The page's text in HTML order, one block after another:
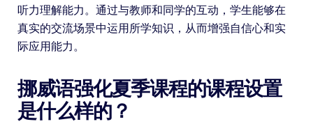
听力理解能力。通过与教师和同学的互动，学生能够在
真实的交流场景中运用所学知识，从而增强自信心和实
际应用能力。
挪威语强化夏季课程的课程设置
是什么样的？